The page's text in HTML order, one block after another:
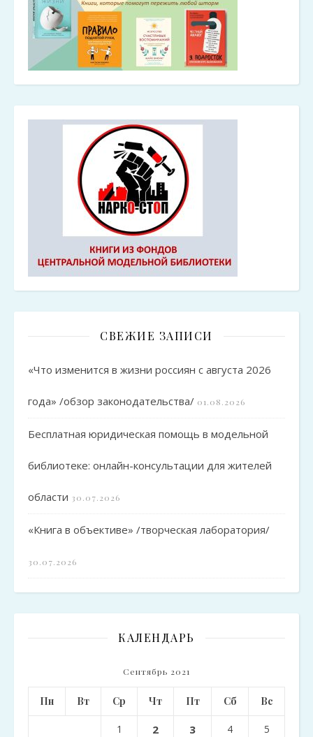
СВЕЖИЕ ЗАПИСИ
«Что изменится в жизни россиян с августа 2026
года» /обзор законодательства/ 01.08.2026
Бесплатная юридическая помощь в модельной
библиотеке: онлайн-консультации для жителей
области 30.07.2026
«Книга в объективе» /творческая лаборатория/
30.07.2026
КАЛЕНДАРЬ
Сентябрь 2021
Пн Вт Ср Чт Пт Сб Вс
1 2 3 4 5